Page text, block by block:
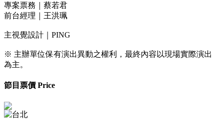
專案票務｜蔡若君
前台經理｜王洪珮
主視覺設計｜PING
※ 主辦單位保有演出異動之權利，最終內容以現場實際演出
為主。
節目票價 Price